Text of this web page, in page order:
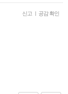
신고 | 공감 확인